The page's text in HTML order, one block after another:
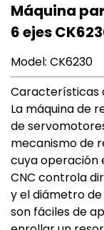
Máquina
6 ejes
Model: CK6230
Características
La máquina de
de
mecanismo de
cuya operación
CNC controla
y el diámetro
son fáciles de